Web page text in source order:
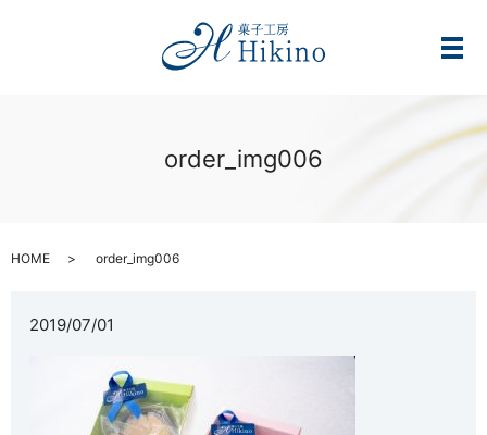
メ
order_img006
HOME order_img006
2019/07/01